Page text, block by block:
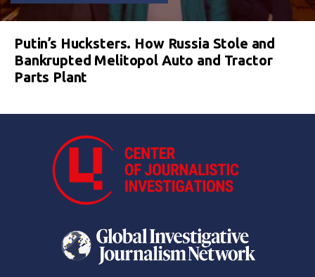
Putin’s Hucksters. How Russia Stole and
Bankrupted Melitopol Auto and Tractor
Parts Plant